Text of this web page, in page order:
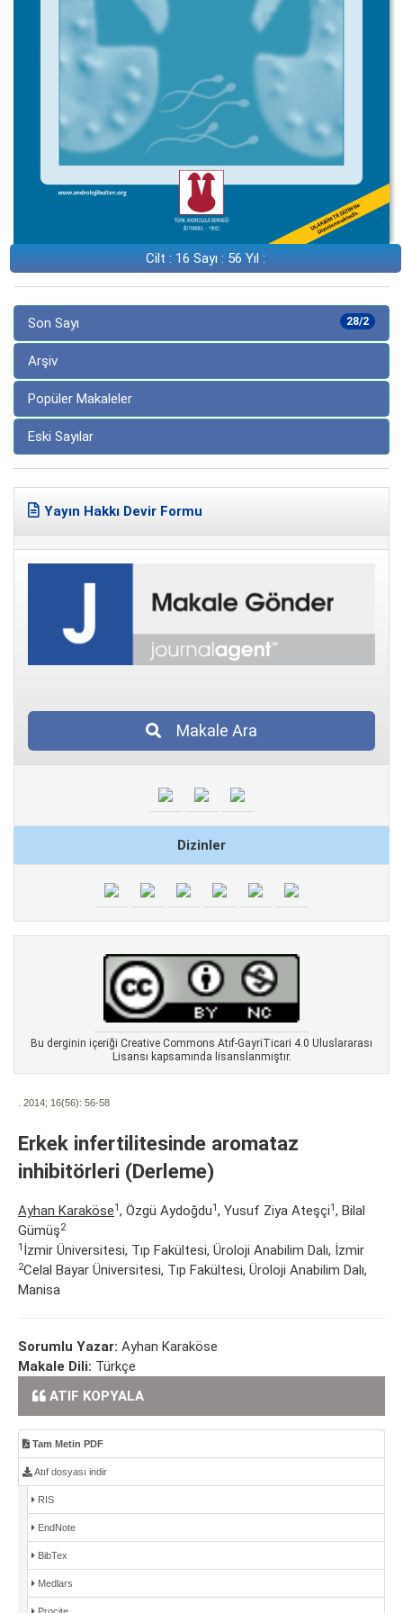
Cilt : 16 Sayı : 56 Yıl :
28/2
Son Sayı
Arşiv
Popüler Makaleler
Eski Sayılar
Yayın Hakkı Devir Formu
Makale Ara
Dizinler
Bu derginin içeriği Creative Commons Atıf-GayriTicari 4.0 Uluslararası
Lisansı kapsamında lisanslanmıştır.
. 2014; 16(56): 56-58
Erkek infertilitesinde aromataz
inhibitörleri (Derleme)
Ayhan Karaköse1, Özgü Aydoğdu1, Yusuf Ziya Ateşçi1, Bilal
Gümüş2
1 İzmir Üniversitesi, Tıp Fakültesi, Üroloji Anabilim Dalı, İzmir
2Celal Bayar Üniversitesi, Tıp Fakültesi, Üroloji Anabilim Dalı,
Manisa
Sorumlu Yazar: Ayhan Karaköse
Makale Dili: Türkçe
ATIF KOPYALA
Tam Metin PDF
Atıf dosyası indir
RIS
EndNote
BibTex
Medlars